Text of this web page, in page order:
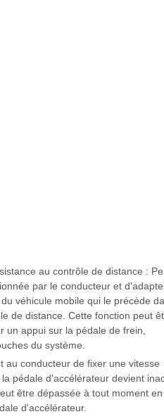
au contrôle de distance :
par le conducteur et
véhicule mobile qui le précède
de distance. Cette fonction peut
un appui sur la pédale de frein,
du système.
au conducteur de fixer une vitesse
pédale d'accélérateur devient
être dépassée à tout moment en
d'accélérateur.